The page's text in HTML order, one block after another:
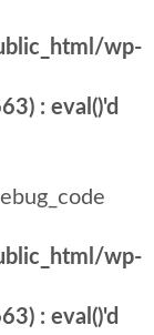
wp-
: eval()'d
wp-
: eval()'d